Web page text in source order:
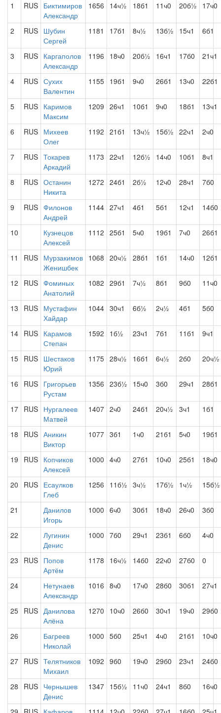
1
RUS Биктимиров
Александр
1656 14ч½ 18б1 11ч0 20б½ 17ч0
2 RUS Шубин
Сергей
1181 17б1 8ч½ 13б½ 15ч1 6б1
3 RUS Каргаполов
Александр
1196 18ч0 20б½ 16ч1 17б0 21ч1
4 RUS Сухих
Валентин
1155 19б1 9ч0 26б1 13ч0 22б1
5 RUS Каримов
Максим
1209 26ч1 10б1 9ч0 18б1 13ч1
6 RUS Михеев
Олег
1192 21б1 13ч½ 15б½ 22ч1 2ч0
7 RUS Токарев
Аркадий
1173 22ч1 12б½ 14ч0 10б1 8ч1
8 RUS Останин
Никита
1272 24б1 2б½ 12ч0 28ч1 7б0
9 RUS Филонов
Андрей
1144 27ч1 4б1 5б1 12ч1 14б0
10
Кузнецов
Алексей
1112 25б1 5ч0 19б1 7ч0 26б1
11 RUS Мурзакимов
Женишбек
1068 20ч½ 28б1 1б1 14ч0 12б1
12 RUS Фоминых
Анатолий
1082 29б1 7ч½ 8б1 9б0 11ч0
13 RUS Мустафин
Хайдар
1044 30ч1 6б½ 2ч½ 4б1 5б0
14 RUS Карамов
Степан
1592 1б½ 23ч1 7б1 11б1 9ч1
15 RUS Шестаков
Юрий
1175 28ч½ 16б1 6ч½ 2б0 20ч½
16 RUS Григорьев
Рустам
1356 23б½ 15ч0 3б0 29ч1 28б1
17 RUS Нургалеев
Матвей
1407 2ч0 24б1 20ч½ 3ч1 1б1
18 RUS Аникин
Виктор
1077 3б1 1ч0 21б1 5ч0 19б1
19 RUS Копчиков
Алексей
1000 4ч0 27б1 10ч0 25б1 18ч0
20 RUS Есаулков
Глеб
1256 11б½ 3ч½ 17б½ 1ч½ 15б½
21
Данилов
Игорь
1000 6ч0 30б1 18ч0 26ч0 3б0
22
Лугинин
Денис
1000 7б0 29ч1 23б1 6б0 4ч0
23 RUS Попов
Артём
1178 16ч½ 14б0 22ч0 27б0 0
24
Нетунаев
Александр
1016 8ч0 17ч0 28б0 30б1 27ч1
25 RUS Данилова
Алёна
1270 10ч0 26б0 30ч1 19ч0 29б0
26
Багреев
Николай
1000 5б0 25ч1 4ч0 21б1 10ч0
27 RUS Телятников
Михаил
1092 9б0 19ч0 29б0 23ч1 24б0
28 RUS Чернышев
Денис
1347 15б½ 11ч0 24ч1 8б0 16ч0